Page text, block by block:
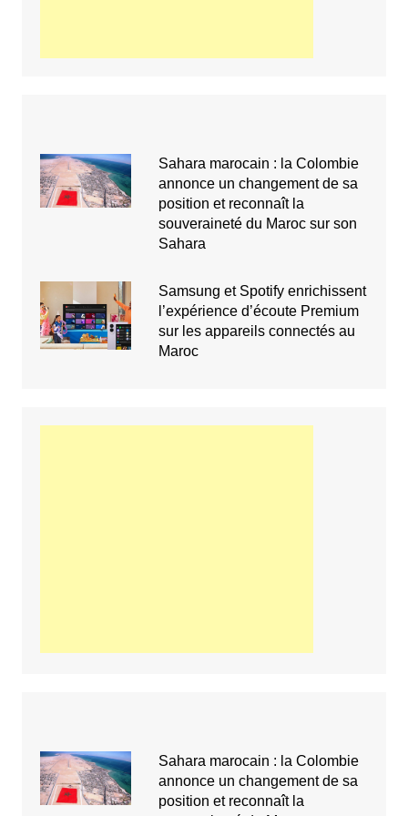
Sahara marocain : la Colombie
annonce un changement de sa
position et reconnaît la
souveraineté du Maroc sur son
Sahara
Samsung et Spotify enrichissent
l’expérience d’écoute Premium
sur les appareils connectés au
Maroc
Sahara marocain : la Colombie
annonce un changement de sa
position et reconnaît la